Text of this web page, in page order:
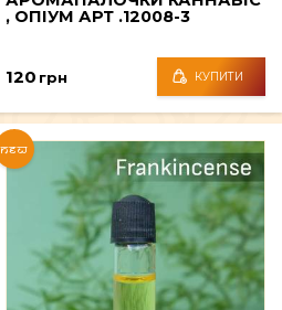
, ОПІУМ АРТ .12008-3
120 грн КУПИТИ
NEW